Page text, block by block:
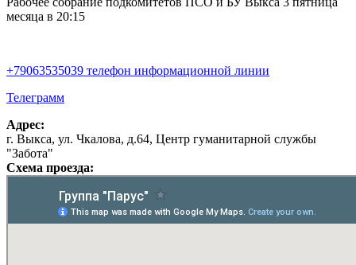
месяца в 20:15
+79063535039 телефон информационной линии
Телеграмм
Адрес:
г. Выкса, ул. Чкалова, д.64, Центр гуманитарной службы
"Забота"
Схема проезда: